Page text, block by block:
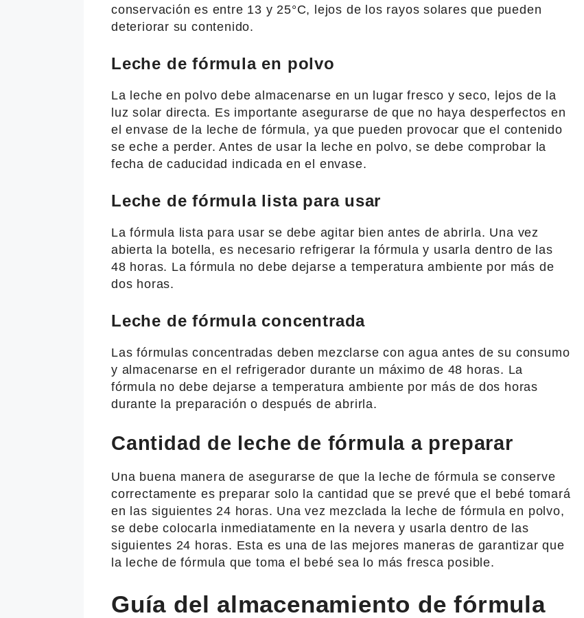
conservación es entre 13 y 25°C, lejos de los rayos solares que pueden
deteriorar su contenido.
Leche de fórmula en polvo
La leche en polvo debe almacenarse en un lugar fresco y seco, lejos de la
luz solar directa. Es importante asegurarse de que no haya desperfectos en
el envase de la leche de fórmula, ya que pueden provocar que el contenido
se eche a perder. Antes de usar la leche en polvo, se debe comprobar la
fecha de caducidad indicada en el envase.
Leche de fórmula lista para usar
La fórmula lista para usar se debe agitar bien antes de abrirla. Una vez
abierta la botella, es necesario refrigerar la fórmula y usarla dentro de las
48 horas. La fórmula no debe dejarse a temperatura ambiente por más de
dos horas.
Leche de fórmula concentrada
Las fórmulas concentradas deben mezclarse con agua antes de su consumo
y almacenarse en el refrigerador durante un máximo de 48 horas. La
fórmula no debe dejarse a temperatura ambiente por más de dos horas
durante la preparación o después de abrirla.
Cantidad de leche de fórmula a preparar
Una buena manera de asegurarse de que la leche de fórmula se conserve
correctamente es preparar solo la cantidad que se prevé que el bebé tomará
en las siguientes 24 horas. Una vez mezclada la leche de fórmula en polvo,
se debe colocarla inmediatamente en la nevera y usarla dentro de las
siguientes 24 horas. Esta es una de las mejores maneras de garantizar que
la leche de fórmula que toma el bebé sea lo más fresca posible.
Guía del almacenamiento de fórmula